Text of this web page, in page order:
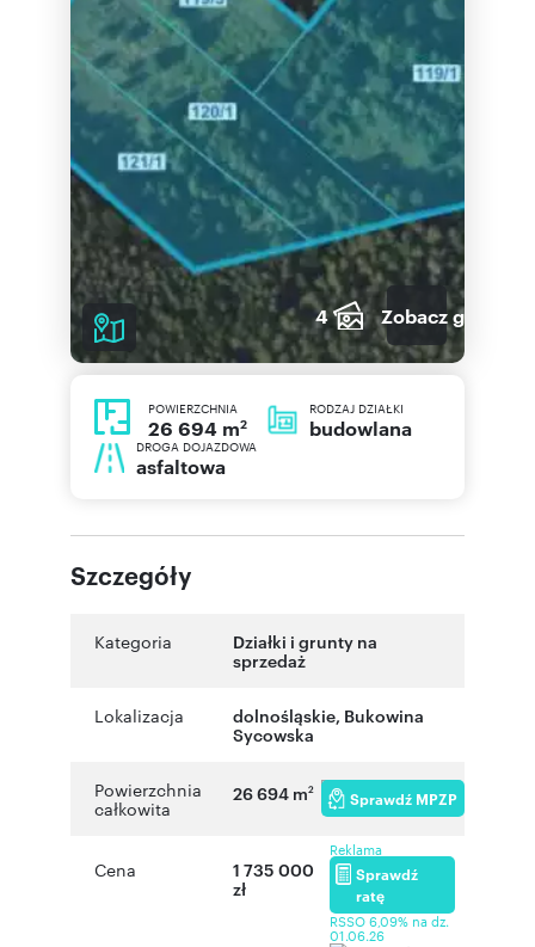
4 Zobacz galerię
POWIERZCHNIA
26 694 m2
RODZAJ DZIAŁKI
budowlana
DROGA DOJAZDOWA
asfaltowa
Szczegóły
Kategoria
Działki i grunty na
sprzedaż
Lokalizacja dolnośląskie, Bukowina
Sycowska
Powierzchnia
całkowita
26 694 m2 Sprawdź MPZP
Cena
1 735 000
zł
Reklama
Sprawdź
ratę
RSSO 6,09% na dz.
01.06.26